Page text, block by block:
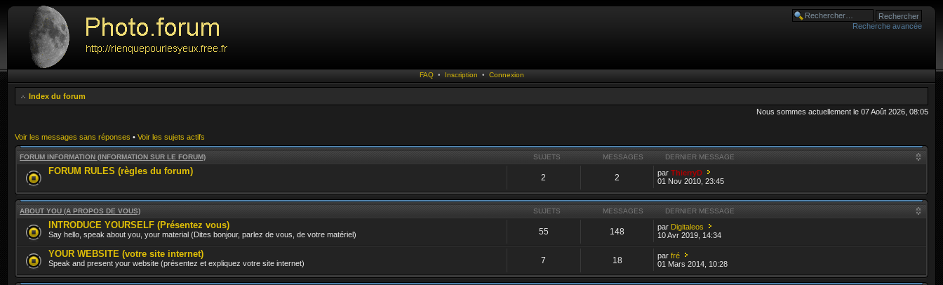
Recherche avancée
FAQ • Inscription • Connexion
Index du forum
Nous sommes actuellement le 07 Août 2026, 08:05
Voir les messages sans réponses • Voir les sujets actifs
FORUM INFORMATION (INFORMATION SUR LE FORUM) SUJETS MESSAGES DERNIER MESSAGE
FORUM RULES (règles du forum)
2 2 parThierryD
01 Nov 2010, 23:45
ABOUT YOU (A PROPOS DE VOUS) SUJETS MESSAGES DERNIER MESSAGE
INTRODUCE YOURSELF (Présentez vous)
Say hello, speak about you, your material (Dites bonjour, parlez de vous, de votre matériel) 55 148 par Digitaleos
10 Avr 2019, 14:34
YOUR WEBSITE (votre site internet)
Speak and present your website (présentez et expliquez votre site internet) 7 18 parfré
01 Mars 2014, 10:28